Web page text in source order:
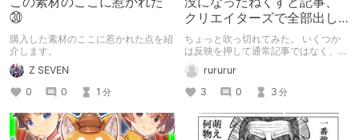
㉚
購入した素材のここに惹かれた点を紹
介します。
Z SEVEN
0
0 1 分
クリエイターズで全部出し
てみます。
ちょっと吹っ切れてみた。 いくつか
は反映を押して通常記事ではなく、ク
なと。rururur
3
0 3 分